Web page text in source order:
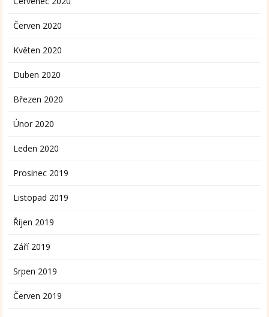
Červen 2020
Květen 2020
Duben 2020
Březen 2020
Únor 2020
Leden 2020
Prosinec 2019
Listopad 2019
Říjen 2019
Září 2019
Srpen 2019
Červen 2019